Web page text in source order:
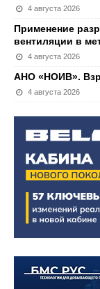
4 августа 2026
Применение
вентиляции в
4 августа 2026
АНО «НОИВ».
4 августа 2026